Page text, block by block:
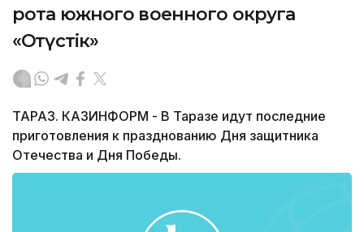
рота южного военного округа
«Оңтүстік»
ТАРАЗ. КАЗИНФОРМ - В Таразе идут последние
приготовления к празднованию Дня защитника
Отечества и Дня Победы.